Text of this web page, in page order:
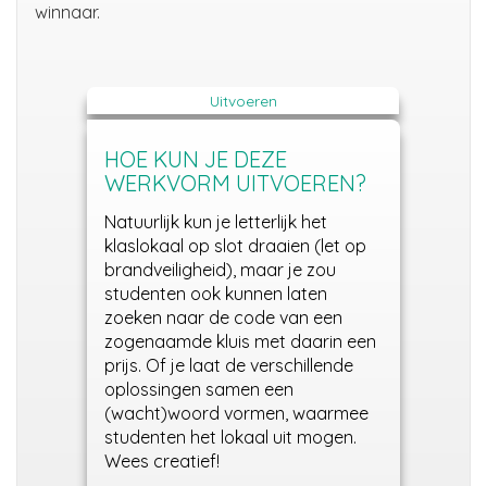
winnaar.
Uitvoeren
HOE KUN JE DEZE
WERKVORM UITVOEREN?
Natuurlijk kun je letterlijk het
klaslokaal op slot draaien (let op
brandveiligheid), maar je zou
studenten ook kunnen laten
zoeken naar de code van een
zogenaamde kluis met daarin een
prijs. Of je laat de verschillende
oplossingen samen een
(wacht)woord vormen, waarmee
studenten het lokaal uit mogen.
Wees creatief!